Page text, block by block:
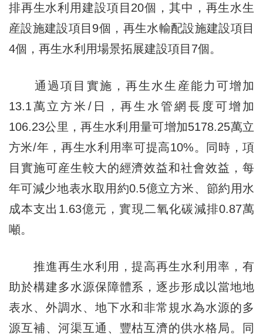
排再生水利用建設項目20個，其中，再生水生
産設施建設項目9個，再生水輸配設施建設項目
4個，再生水利用場景拓展建設項目7個。
通過項目實施，再生水生産能力可增加
13.1萬立方米/日，再生水管網長度可增加
106.23公里，再生水利用量可增加5178.25萬立
方米/年，再生水利用率可提高10%。同時，項
目實施可産生較大的經濟效益和社會效益，每
年可減少地表水取用約0.5億立方米、節約用水
成本支出1.63億元，實現二氧化碳減排0.87萬
噸。
推進再生水利用，提高再生水利用率，有
助於構建多水源保障體系，逐步形成以當地地
表水、外調水、地下水和非常規水為水源的多
源互補、河渠互通、豐枯互濟的供水格局。同